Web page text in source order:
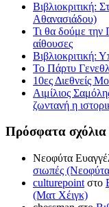
Βιβλιοκριτική:
Αθανασιάδου)
Τι θα δούμε την
αίθουσες
Βιβλιοκριτική:
Το Πάρτυ
10ες Διεθνείς
Αιμίλιος
ζωντανή η
Πρόσφατα σχόλια
Νεοφύτα
σιωπές
culturepoint στο
(Ματ Χέιγκ)